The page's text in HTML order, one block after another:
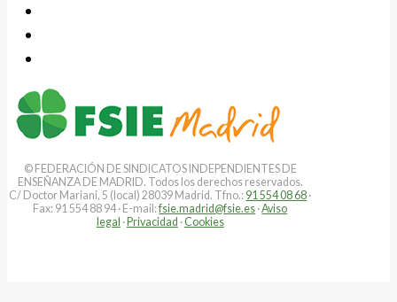
© FEDERACIÓN DE SINDICATOS INDEPENDIENTES DE
ENSEÑANZA DE MADRID. Todos los derechos reservados.
C/ Doctor Mariani, 5 (local) 28039 Madrid. Tfno.: 91 554 08 68 ·
Fax: 91 554 88 94 · E-mail:fsie.madrid@fsie.es ·Aviso
legal ·Privacidad · Cookies